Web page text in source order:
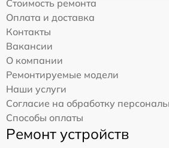
Стоимость ремонта
Оплата и доставка
Контакты
Вакансии
О компании
Ремонтируемые модели
Наши услуги
Согласие на обработку
Способы оплаты
Ремонт устройств